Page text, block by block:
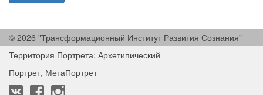
© 2026 "Трансформационный Институт Развития Сознания"
Территория Портрета: Архетипический
Портрет, МетаПортрет